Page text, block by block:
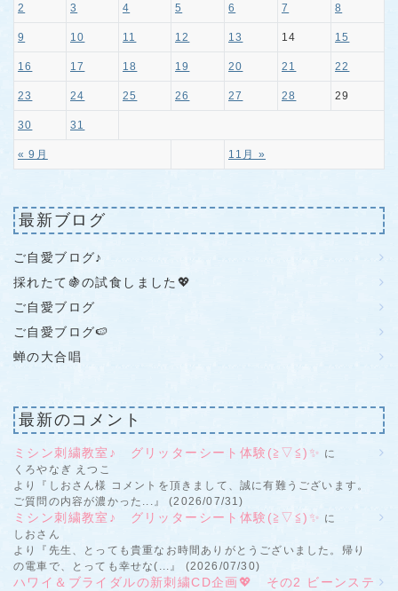
« 9月 11月 »
2 3 4 5 6 7 8
9 10 11 12 13 14 15
16 17 18 19 20 21 22
23 24 25 26 27 28 29
30 31
最新ブログ
ご自愛ブログ♪
採れたて🍇の試食しました💖
ご自愛ブログ
ご自愛ブログ🍉
蝉の大合唱
最新のコメント
ミシン刺繍教室♪ グリッターシート体験(≧▽≦)✨ に
くろやなぎ えつこ
より『しおさん様 コメントを頂きまして、誠に有難うございます。
ご質問の内容が濃かった...』 (2026/07/31)
ミシン刺繍教室♪ グリッターシート体験(≧▽≦)✨ に
しおさん
より『先生、とっても貴重なお時間ありがとうございました。帰り
の電車で、とっても幸せな(...』 (2026/07/30)
ハワイ＆ブライダルの新刺繍CD企画💖 その2 ビーンステ